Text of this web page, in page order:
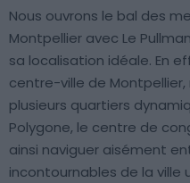
Nous ouvrons le bal des
Montpellier avec Le
sa localisation idéale. En
centre-ville de
plusieurs quartiers
Polygone, le centre de
ainsi naviguer aisément
incontournables de la